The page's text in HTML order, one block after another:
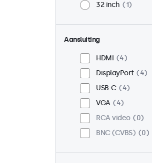
32 inch
1
Aansluiting
HDMI
4
DisplayPort
4
USB-C
4
VGA
4
RCA video
0
BNC (CVBS)
0